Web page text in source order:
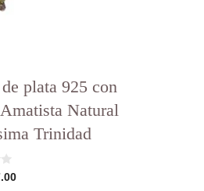
plata 925 con
Natural
Trinidad